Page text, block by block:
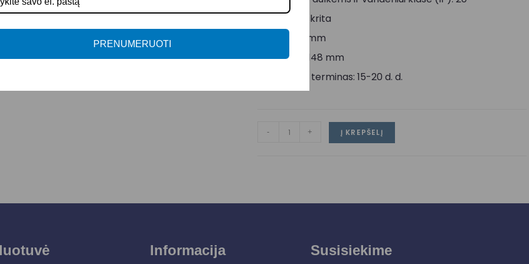
Forma: Apskrita
Aukštis: 32 mm
Skersmuo: 148 mm
Pristatymo terminas: 15-20 d. d.
- + Į KREPŠELĮ
Informacija Susisiekime
PRENUMERUOTI